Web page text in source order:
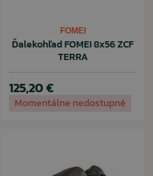
FOMEI
Ďalekohľad FOMEI 8x56 ZCF
TERRA
125,20 €
Momentálne nedostupné